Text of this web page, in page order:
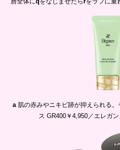
a 肌の赤みやニキビ跡が抑えられる
ス GR400￥4,950／エレガ